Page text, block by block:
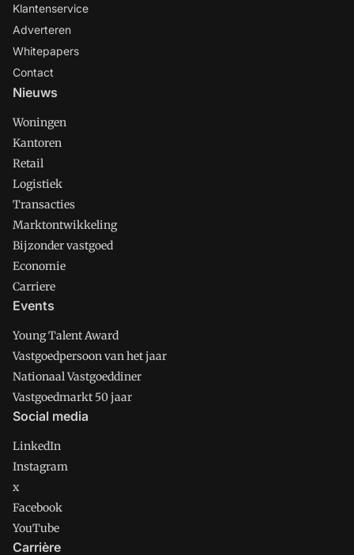
Klantenservice
Adverteren
Whitepapers
Contact
Nieuws
Woningen
Kantoren
Retail
Logistiek
Transacties
Marktontwikkeling
Bijzonder vastgoed
Economie
Carriere
Events
Young Talent Award
Vastgoedpersoon van het jaar
Nationaal Vastgoeddiner
Vastgoedmarkt 50 jaar
Social media
LinkedIn
Instagram
x
Facebook
YouTube
Carrière